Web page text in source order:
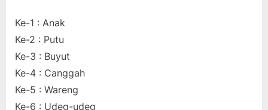
Ke-1 : Anak
Ke-2 : Putu
Ke-3 : Buyut
Ke-4 : Canggah
Ke-5 : Wareng
Ke-6 : Udeg-udeg